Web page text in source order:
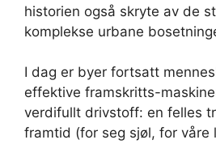
historien også skryte av de
komplekse urbane
I dag er byer fortsatt
effektive framskritts-
verdifullt drivstoff: en felles
framtid (for seg sjøl, for våre